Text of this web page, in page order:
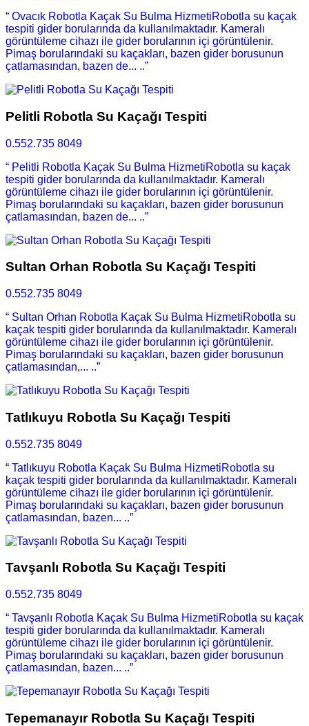
“ Ovacık Robotla Kaçak Su Bulma HizmetiRobotla su kaçak
tespiti gider borularında da kullanılmaktadır. Kameralı
görüntüleme cihazı ile gider borularının içi görüntülenir.
Pimaş borularındaki su kaçakları, bazen gider borusunun
çatlamasından, bazen de... ..”
Pelitli Robotla Su Kaçağı Tespiti
0.552.735 8049
“ Pelitli Robotla Kaçak Su Bulma HizmetiRobotla su kaçak
tespiti gider borularında da kullanılmaktadır. Kameralı
görüntüleme cihazı ile gider borularının içi görüntülenir.
Pimaş borularındaki su kaçakları, bazen gider borusunun
çatlamasından, bazen de... ..”
Sultan Orhan Robotla Su Kaçağı Tespiti
0.552.735 8049
“ Sultan Orhan Robotla Kaçak Su Bulma HizmetiRobotla su
kaçak tespiti gider borularında da kullanılmaktadır. Kameralı
görüntüleme cihazı ile gider borularının içi görüntülenir.
Pimaş borularındaki su kaçakları, bazen gider borusunun
çatlamasından,... ..”
Tatlıkuyu Robotla Su Kaçağı Tespiti
0.552.735 8049
“ Tatlıkuyu Robotla Kaçak Su Bulma HizmetiRobotla su
kaçak tespiti gider borularında da kullanılmaktadır. Kameralı
görüntüleme cihazı ile gider borularının içi görüntülenir.
Pimaş borularındaki su kaçakları, bazen gider borusunun
çatlamasından, bazen... ..”
Tavşanlı Robotla Su Kaçağı Tespiti
0.552.735 8049
“ Tavşanlı Robotla Kaçak Su Bulma HizmetiRobotla su kaçak
tespiti gider borularında da kullanılmaktadır. Kameralı
görüntüleme cihazı ile gider borularının içi görüntülenir.
Pimaş borularındaki su kaçakları, bazen gider borusunun
çatlamasından, bazen... ..”
Tepemanayır Robotla Su Kaçağı Tespiti